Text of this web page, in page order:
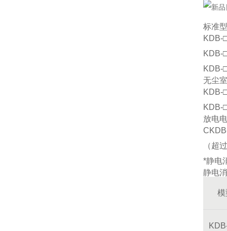
标准型
KDB-
KDB-
KDB-
无尘
KDB-
KDB-
放电
（超
*静电
静电
模